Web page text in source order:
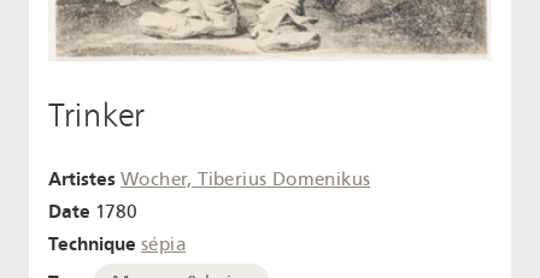
Trinker
Artistes Wocher, Tiberius Domenikus
Date 1780
Technique sépia